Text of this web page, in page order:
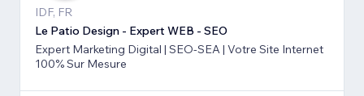
IDF, FR
Le Patio Design - Expert WEB - SEO
Expert Marketing Digital | SEO-SEA | Votre Site Internet
100% Sur Mesure